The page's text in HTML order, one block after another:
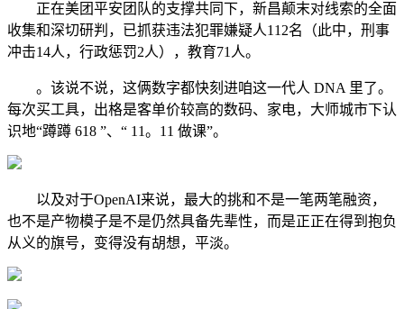
正在美团平安团队的支撑共同下，新昌颠末对线索的全面
收集和深切研判，已抓获违法犯罪嫌疑人112名（此中，刑事
冲击14人，行政惩罚2人），教育71人。
。该说不说，这俩数字都快刻进咱这一代人 DNA 里了。
每次买工具，出格是客单价较高的数码、家电，大师城市下认
识地“蹲蹲 618 ”、“ 11。11 做课”。
以及对于OpenAI来说，最大的挑和不是一笔两笔融资，
也不是产物模子是不是仍然具备先辈性，而是正正在得到抱负
从义的旗号，变得没有胡想，平淡。